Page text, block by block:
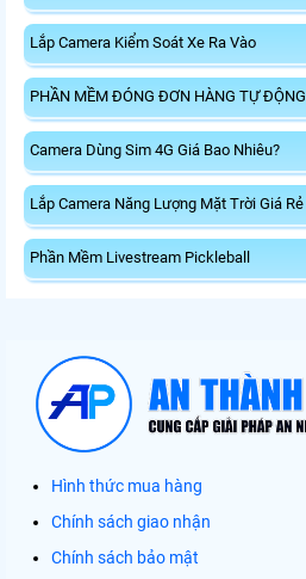
Lắp Camera Kiểm Soát Xe Ra Vào
PHẦN MỀM ĐÓNG ĐƠN HÀNG TỰ ĐỘNG
Camera Dùng Sim 4G Giá Bao Nhiêu?
Lắp Camera Năng Lượng Mặt Trời Giá Rẻ
Phần Mềm Livestream Pickleball
Hình thức mua hàng
Chính sách giao nhận
Chính sách bảo mật